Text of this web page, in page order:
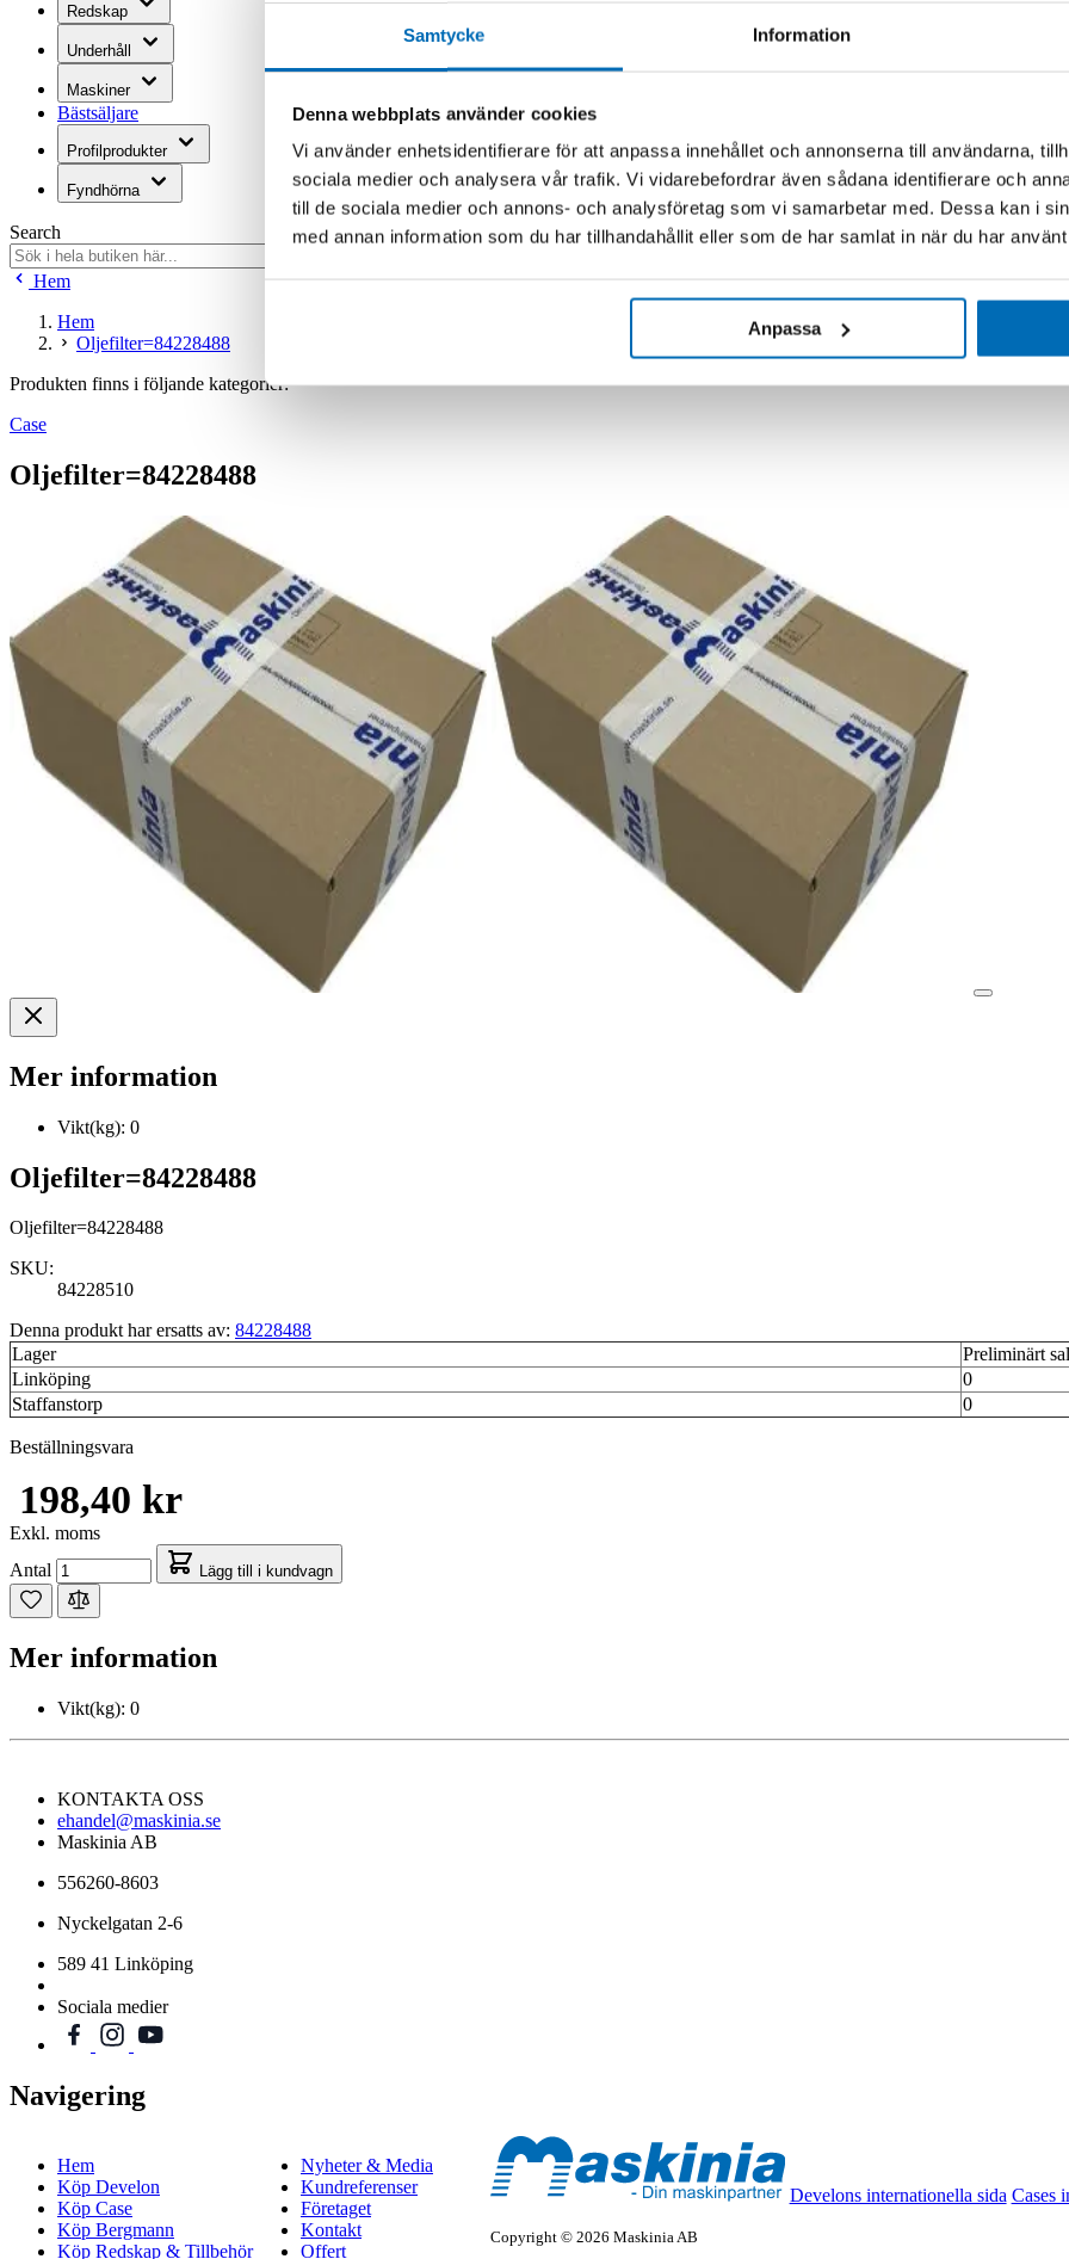
Samtycke Information
Denna webbplats använder cookies
Vi använder enhetsidentifierare för att anpassa innehållet och annonserna till användarna,
sociala medier och analysera vår trafik. Vi vidarebefordrar även sådana identifierare och
till de sociala medier och annons- och analysföretag som vi samarbetar med. Dessa kan i
med annan information som du har tillhandahållit eller som de har samlat in när du har
Anpassa
Redskap
Underhåll
Maskiner
Bästsäljare
Profilprodukter
Fyndhörna
Search
Hem
Hem
Oljefilter=84228488
Produkten finns i följande kategorier:
Case
Oljefilter=84228488
Mer information
Vikt(kg): 0
Oljefilter=84228488
Oljefilter=84228488
SKU:
84228510
Denna produkt har ersatts av: 84228488
Lager
Preliminärt
Linköping
0
Staffanstorp
0
Beställningsvara
198,40 kr
Exkl. moms
Antal
Lägg till i kundvagn
Mer information
Vikt(kg): 0
KONTAKTA OSS
ehandel@maskinia.se
Maskinia AB
556260-8603
Nyckelgatan 2-6
589 41 Linköping
Sociala medier
Navigering
Hem
Köp Develon
Köp Case
Köp Bergmann
Köp Redskap & Tillbehör
Nyheter & Media
Kundreferenser
Företaget
Kontakt
Offert
Develons internationella sida Cases
Copyright © 2026 Maskinia AB